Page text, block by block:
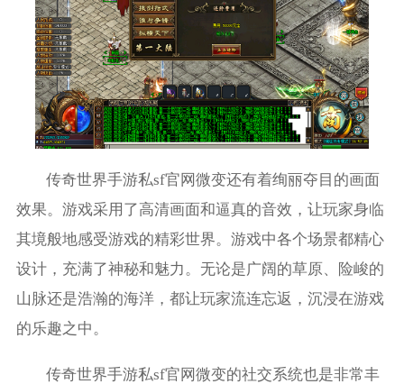
传奇世界手游私sf官网微变还有着绚丽夺目的画面
效果。游戏采用了高清画面和逼真的音效，让玩家身临
其境般地感受游戏的精彩世界。游戏中各个场景都精心
设计，充满了神秘和魅力。无论是广阔的草原、险峻的
山脉还是浩瀚的海洋，都让玩家流连忘返，沉浸在游戏
的乐趣之中。
传奇世界手游私sf官网微变的社交系统也是非常丰